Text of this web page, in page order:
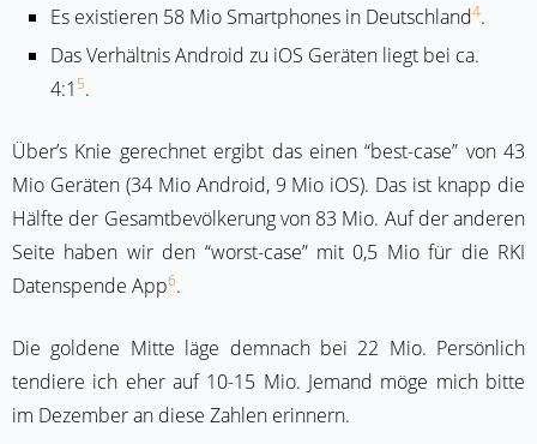
Es existieren 58 Mio Smartphones in Deutschland4.
Das Verhältnis Android zu iOS Geräten liegt bei ca.
4:1 5.
Über’s Knie gerechnet ergibt das einen “best-case” von 43
Mio Geräten (34 Mio Android, 9 Mio iOS). Das ist knapp die
Hälfte der Gesamtbevölkerung von 83 Mio. Auf der anderen
Seite haben wir den “worst-case” mit 0,5 Mio für die RKI
Datenspende App6.
Die goldene Mitte läge demnach bei 22 Mio. Persönlich
tendiere ich eher auf 10-15 Mio. Jemand möge mich bitte
im Dezember an diese Zahlen erinnern.